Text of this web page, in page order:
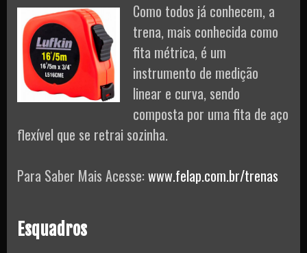
Como todos já conhecem, a
trena, mais conhecida como
fita métrica, é um
instrumento de medição
linear e curva, sendo
composta por uma fita de aço
flexível que se retrai sozinha.
Para Saber Mais Acesse: www.felap.com.br/trenas
Esquadros